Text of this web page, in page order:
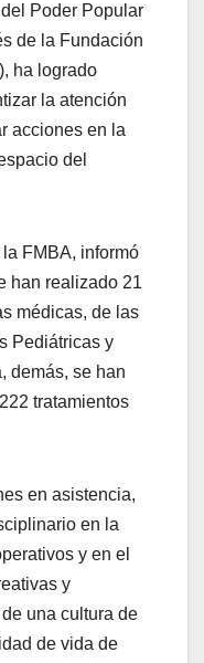
Poder Popular
de la Fundación
ha logrado
la atención
acciones en la
del
FMBA, informó
han realizado 21
médicas, de las
Pediátricas y
demás, se han
tratamientos
en asistencia,
en la
y en el
y
una cultura de
de vida de